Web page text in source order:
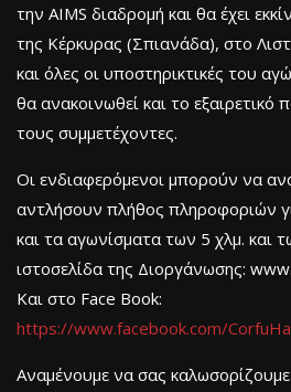
την AIMS διαδρομή και θα έχει
της Κέρκυρας (Σπιανάδα), στο
και όλες οι υποστηρικτικές του
θα ανακοινωθεί και το εξαιρετικό
τους συμμετέχοντες.
Οι ενδιαφερόμενοι μπορούν να
αντλήσουν πλήθος πληροφοριών
και τα αγωνίσματα των 5 χλμ. και
ιστοσελίδα της Διοργάνωσης:
Και στο Face Book:
https://www.facebook.com/
Αναμένουμε να σας